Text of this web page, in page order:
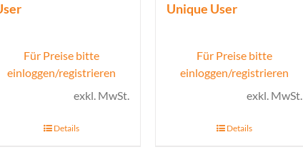
Für Preise bitte
einloggen/registrieren
exkl. MwSt.
Details
Unique User
Für Preise bitte
einloggen/registrieren
exkl. MwSt.
Details